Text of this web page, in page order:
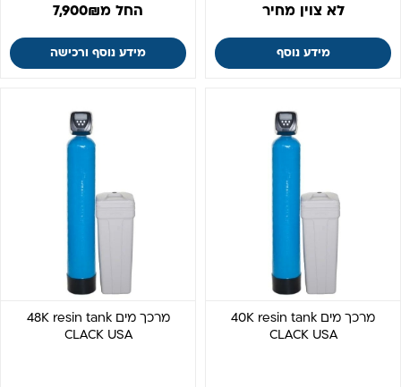
לא צוין מחיר
מידע נוסף
החל מ 7,900₪
מידע נוסף ורכישה
מרכך מים 40K resin tank
CLACK USA
מרכך מים 48K resin tank
CLACK USA